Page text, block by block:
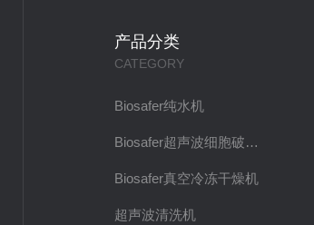
产品分类
CATEGORY
Biosafer纯水机
Biosafer超声波细胞破碎仪
Biosafer真空冷冻干燥机
超声波清洗机